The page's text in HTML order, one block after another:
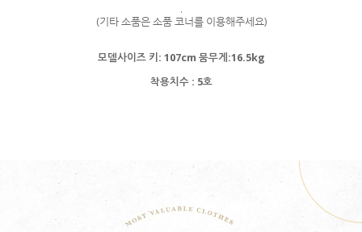
.
(기타 소품은 소품 코너를 이용해주세요)
모델사이즈 키: 107cm 뭄무게:16.5kg
착용치수 : 5호